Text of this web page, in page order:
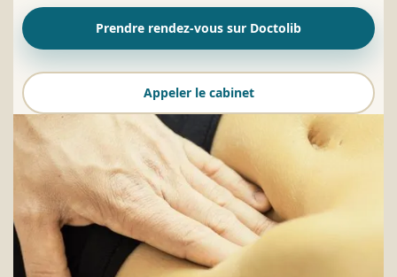
Prendre rendez-vous sur Doctolib
Appeler le cabinet